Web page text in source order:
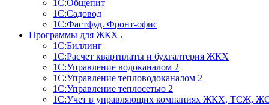
1С:Общепит
1С:Садовод
1С:Фастфуд. Фронт-офис
Программы для ЖКХ
1С:Биллинг
1С:Расчет квартплаты и бухгалтерия ЖКХ
1С:Управление водоканалом 2
1С:Управление тепловодоканалом 2
1С:Управление теплосетью 2
1С:Учет в управляющих компаниях ЖКХ, ТСЖ,